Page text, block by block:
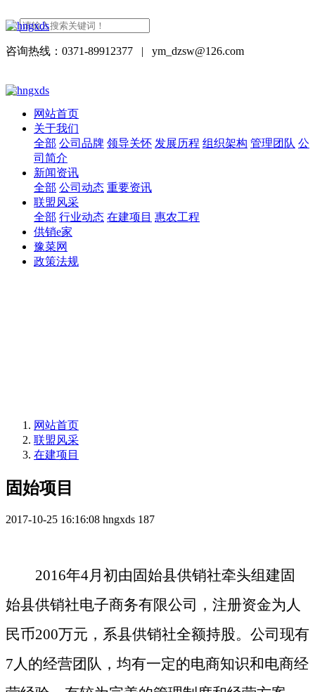
咨询热线：0371-89912377 | ym_dzsw@126.com
网站首页
关于我们
全部 公司品牌 领导关怀 发展历程 组织架构 管理团队 公
司简介
新闻资讯
全部 公司动态 重要资讯
联盟风采
全部 行业动态 在建项目 惠农工程
供销e家
豫菜网
政策法规
网站首页
联盟风采
在建项目
固始项目
2017-10-25 16:16:08 hngxds 187
2016年4月初由固始县供销社牵头组建固
始县供销社电子商务有限公司，注册资金为人
民币200万元，系县供销社全额持股。公司现有
7人的经营团队，均有一定的电商知识和电商经